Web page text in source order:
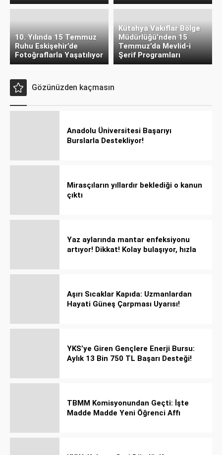
10. Yılında 15 Temmuz
Ruhu Eskişehir’de
Fotoğraflarla Yaşatılıyor
Kütahya Vakıflar Bölge
Müdürlüğü’nden 15
Temmuz’da Mevlid-i
Şerif Programları
Gözünüzden kaçmasın
Anadolu Üniversitesi Başarıyı
Burslarla Destekliyor!
Mirasçıların yıllardır beklediği o kanun
çıktı
Yaz aylarında mantar enfeksiyonu
artıyor! Dikkat! Kolay bulaşıyor, hızla
Aşırı Sıcaklar Kapıda: Uzmanlardan
Hayati Güneş Çarpması Uyarısı!
YKS’ye Giren Gençlere Enerji Bursu:
Aylık 13 Bin 750 TL Başarı Desteği!
TBMM Komisyonundan Geçti: İşte
Madde Madde Yeni Öğrenci Affı